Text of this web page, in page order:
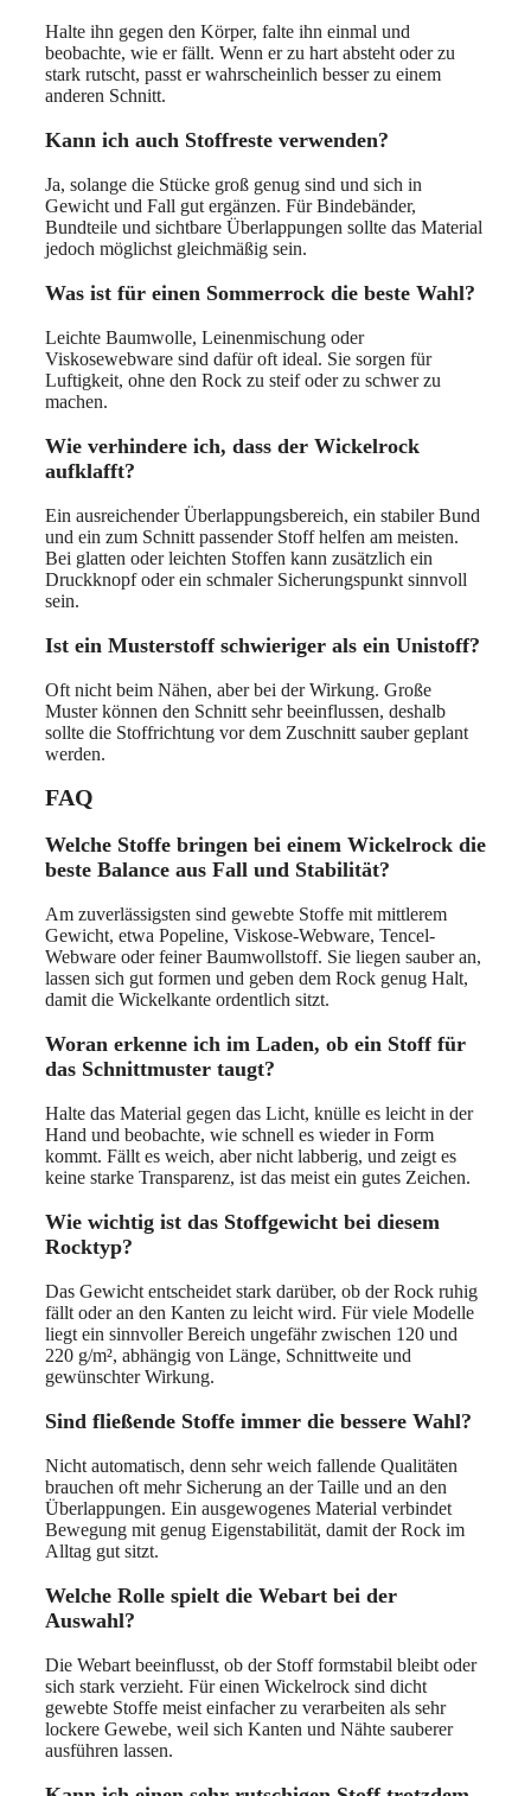
Halte ihn gegen den Körper, falte ihn einmal und
beobachte, wie er fällt. Wenn er zu hart absteht oder zu
stark rutscht, passt er wahrscheinlich besser zu einem
anderen Schnitt.
Kann ich auch Stoffreste verwenden?
Ja, solange die Stücke groß genug sind und sich in
Gewicht und Fall gut ergänzen. Für Bindebänder,
Bundteile und sichtbare Überlappungen sollte das Material
jedoch möglichst gleichmäßig sein.
Was ist für einen Sommerrock die beste Wahl?
Leichte Baumwolle, Leinenmischung oder
Viskosewebware sind dafür oft ideal. Sie sorgen für
Luftigkeit, ohne den Rock zu steif oder zu schwer zu
machen.
Wie verhindere ich, dass der Wickelrock
aufklafft?
Ein ausreichender Überlappungsbereich, ein stabiler Bund
und ein zum Schnitt passender Stoff helfen am meisten.
Bei glatten oder leichten Stoffen kann zusätzlich ein
Druckknopf oder ein schmaler Sicherungspunkt sinnvoll
sein.
Ist ein Musterstoff schwieriger als ein Unistoff?
Oft nicht beim Nähen, aber bei der Wirkung. Große
Muster können den Schnitt sehr beeinflussen, deshalb
sollte die Stoffrichtung vor dem Zuschnitt sauber geplant
werden.
FAQ
Welche Stoffe bringen bei einem Wickelrock die
beste Balance aus Fall und Stabilität?
Am zuverlässigsten sind gewebte Stoffe mit mittlerem
Gewicht, etwa Popeline, Viskose-Webware, Tencel-
Webware oder feiner Baumwollstoff. Sie liegen sauber an,
lassen sich gut formen und geben dem Rock genug Halt,
damit die Wickelkante ordentlich sitzt.
Woran erkenne ich im Laden, ob ein Stoff für
das Schnittmuster taugt?
Halte das Material gegen das Licht, knülle es leicht in der
Hand und beobachte, wie schnell es wieder in Form
kommt. Fällt es weich, aber nicht labberig, und zeigt es
keine starke Transparenz, ist das meist ein gutes Zeichen.
Wie wichtig ist das Stoffgewicht bei diesem
Rocktyp?
Das Gewicht entscheidet stark darüber, ob der Rock ruhig
fällt oder an den Kanten zu leicht wird. Für viele Modelle
liegt ein sinnvoller Bereich ungefähr zwischen 120 und
220 g/m², abhängig von Länge, Schnittweite und
gewünschter Wirkung.
Sind fließende Stoffe immer die bessere Wahl?
Nicht automatisch, denn sehr weich fallende Qualitäten
brauchen oft mehr Sicherung an der Taille und an den
Überlappungen. Ein ausgewogenes Material verbindet
Bewegung mit genug Eigenstabilität, damit der Rock im
Alltag gut sitzt.
Welche Rolle spielt die Webart bei der
Auswahl?
Die Webart beeinflusst, ob der Stoff formstabil bleibt oder
sich stark verzieht. Für einen Wickelrock sind dicht
gewebte Stoffe meist einfacher zu verarbeiten als sehr
lockere Gewebe, weil sich Kanten und Nähte sauberer
ausführen lassen.